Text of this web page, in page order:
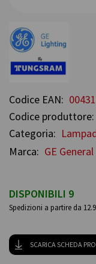
Codice EAN:
Codice produttore:
Categoria:
Marca: GE
DISPONIBILI 9
Spedizioni a partire da
SCARICA SCHEDA